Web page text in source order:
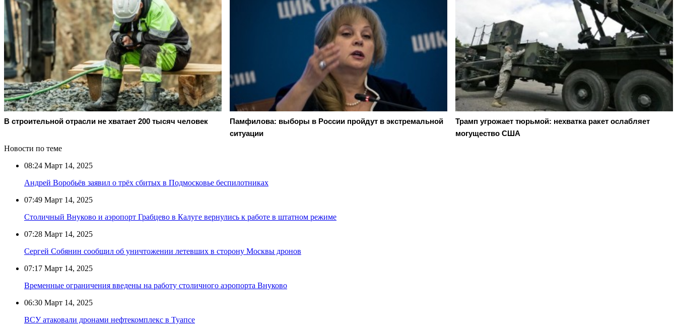
В строительной отрасли не хватает 200 тысяч человек
Памфилова: выборы в России пройдут в экстремальной
ситуации
Трамп угрожает тюрьмой: нехватка ракет ослабляет
могущество США
Новости по теме
08:24 Март 14, 2025
Андрей Воробьёв заявил о трёх сбитых в Подмосковье беспилотниках
07:49 Март 14, 2025
Столичный Внуково и аэропорт Грабцево в Калуге вернулись к работе в штатном режиме
07:28 Март 14, 2025
Сергей Собянин сообщил об уничтожении летевших в сторону Москвы дронов
07:17 Март 14, 2025
Временные ограничения введены на работу столичного аэропорта Внуково
06:30 Март 14, 2025
ВСУ атаковали дронами нефтекомплекс в Туапсе